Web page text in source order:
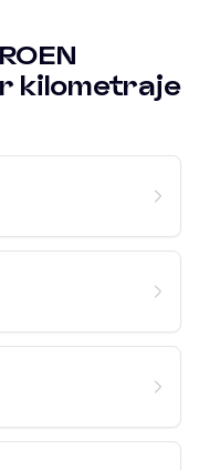
kilometraje